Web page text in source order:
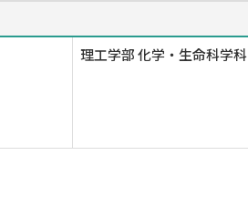
理工学部 化学・生命科学科